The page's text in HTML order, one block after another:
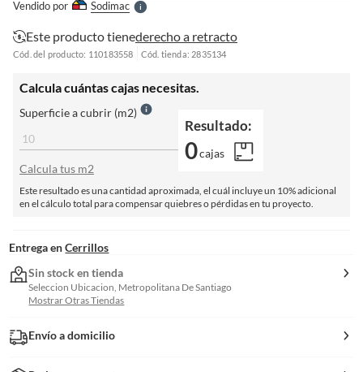
Vendido por SodimacS
Este producto tienederecho a retracto
Cód. del producto: 110183558 Cód. tienda: 2835134
Calcula cuántas cajas necesitas.
Superficie a cubrir (m2)
Calcula tus m2
Resultado:
0cajas
Este resultado es una cantidad aproximada, el cuál incluye un 10% adicional
en el cálculo total para compensar quiebres o pérdidas en tu proyecto.
Entrega en Cerrillos
Sin stock en tienda
Seleccion Ubicacion, Metropolitana De Santiago
Mostrar Otras Tiendas
Envío a domicilio